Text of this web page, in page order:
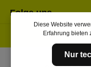
Folge uns
Diese Website
Erfahrung bieten
Nur